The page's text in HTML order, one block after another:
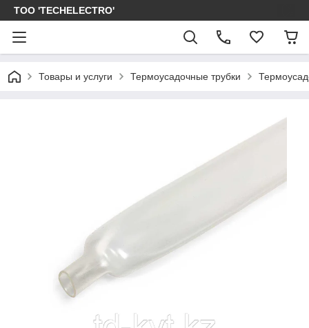
ТОО 'TECHELECTRO'
Товары и услуги Термоусадочные трубки